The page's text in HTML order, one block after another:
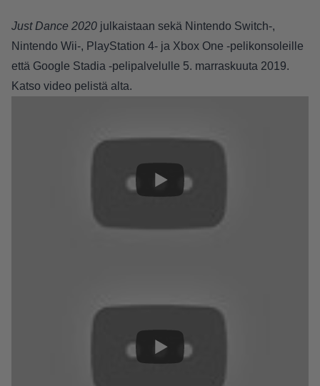
Just Dance 2020 julkaistaan sekä Nintendo Switch-,
Nintendo Wii-, PlayStation 4- ja Xbox One -pelikonsoleille
että Google Stadia -pelipalvelulle 5. marraskuuta 2019.
Katso video pelistä alta.